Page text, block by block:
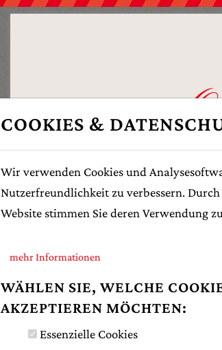
COOKIES &
Wir verwenden Cookies und
Nutzerfreundlichkeit zu verbessern. Durch
Website stimmen Sie deren Verwendung
mehr Informationen
WÄHLEN SIE, WELCHE
AKZEPTIEREN MÖCHTEN:
Essenzielle Cookies